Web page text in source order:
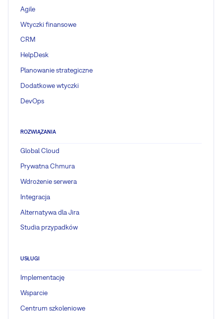
Agile
Wtyczki finansowe
CRM
HelpDesk
Planowanie strategiczne
Dodatkowe wtyczki
DevOps
ROZWIĄZANIA
Global Cloud
Prywatna Chmura
Wdrożenie serwera
Integracja
Alternatywa dla Jira
Studia przypadków
USŁUGI
Implementację
Wsparcie
Centrum szkoleniowe